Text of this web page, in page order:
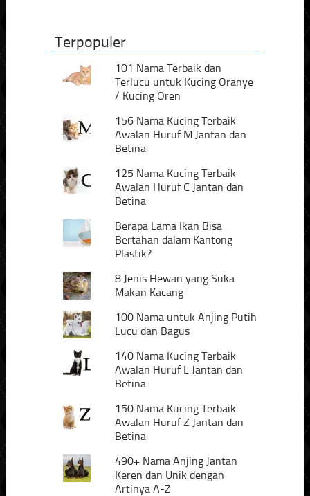
Terpopuler
101 Nama Terbaik dan
Terlucu untuk Kucing Oranye
/ Kucing Oren
156 Nama Kucing Terbaik
Awalan Huruf M Jantan dan
Betina
125 Nama Kucing Terbaik
Awalan Huruf C Jantan dan
Betina
Berapa Lama Ikan Bisa
Bertahan dalam Kantong
Plastik?
8 Jenis Hewan yang Suka
Makan Kacang
100 Nama untuk Anjing Putih
Lucu dan Bagus
140 Nama Kucing Terbaik
Awalan Huruf L Jantan dan
Betina
150 Nama Kucing Terbaik
Awalan Huruf Z Jantan dan
Betina
490+ Nama Anjing Jantan
Keren dan Unik dengan
Artinya A-Z